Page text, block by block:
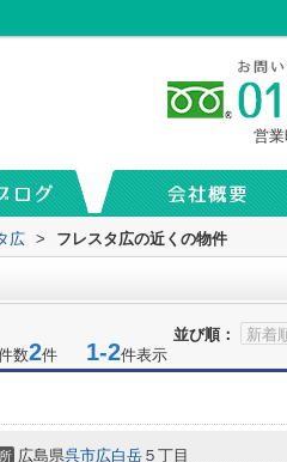
営
広 > フレスタ広の近くの物件
並び順：
数2件 1-2件表示
広島県呉市広白岳 ５丁目